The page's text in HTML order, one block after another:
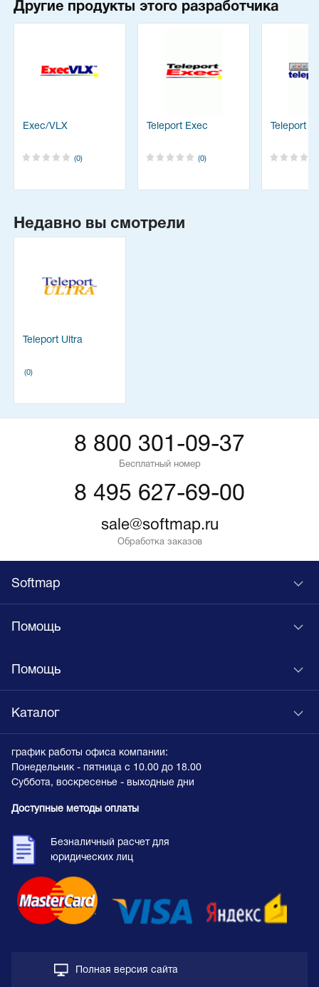
Другие продукты этого разработчика
Exec/VLX
(0)
Teleport Exec
(0)
Teleport
Недавно вы смотрели
Teleport Ultra
(0)
8 800 301-09-37
Бесплатный номер
8 495 627-69-00
sale@softmap.ru
Обработка заказов
Softmap
Помощь
Помощь
Каталог
график работы офиса компании:
Понедельник - пятница с 10.00 до 18.00
Суббота, воскресенье - выходные дни
Доступные методы оплаты
Безналичный расчет для
юридических лиц
Полная версия сайта